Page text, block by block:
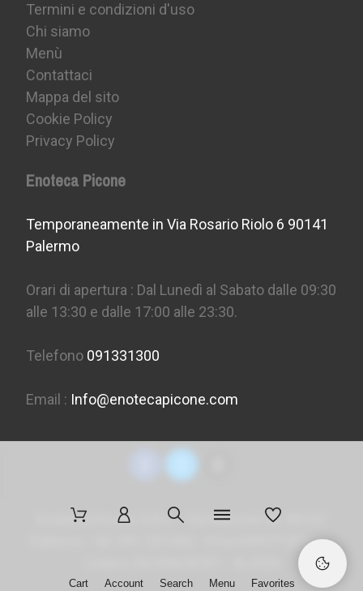
Termini e condizioni d'uso
Chi siamo
Menù
Contattaci
Mappa del sito
Cookie Policy
Privacy Policy
Enoteca Picone
Temporaneamente in Via Rosario Riolo 6 90141
Palermo
Orari di apertura : Dal Lunedì al Sabato dalle 09:30
alle 13:30 e dalle 17:00 alle 23:30.
Telefono 091331300
Email : Info@enotecapicone.com
Enoteca Picone S.R.L. - Via Marconi 36, 90141
Palermo - tel. 091 331300 - P.Iva 05957150823 -
Cart Account Search Menu Favorites